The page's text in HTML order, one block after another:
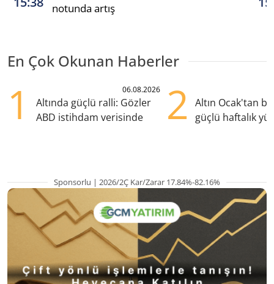
notunda artış
En Çok Okunan Haberler
1 06.08.2026
Altında güçlü ralli: Gözler
ABD istihdam verisinde
2
Altın Ocak'tan
güçlü haftalık
Sponsorlu | 2026/2Ç Kar/Zarar 17.84%-82.16%